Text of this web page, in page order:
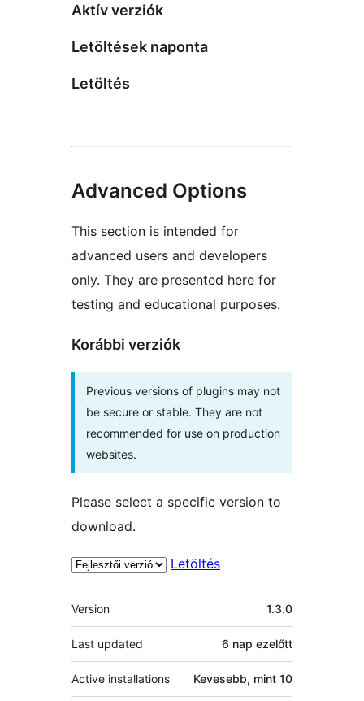
Aktív verziók
Letöltések naponta
Letöltés
Advanced Options
This section is intended for
advanced users and developers
only. They are presented here for
testing and educational purposes.
Korábbi verziók
Previous versions of plugins may not
be secure or stable. They are not
recommended for use on production
websites.
Please select a specific version to
download.
Letöltés
Meta
Version 1.3.0
Last updated 6 nap ezelőtt
Active installations Kevesebb, mint 10